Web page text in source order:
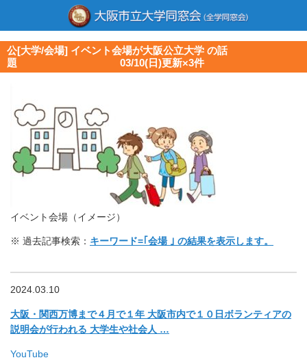
公[大学/会場] イベント会場が大阪公立大学 の話
題 03/10(日)更新×3件
イベント会場（イメージ）
※ 過去記事検索： キーワード=｢会場 ｣ の結果を表示します。
2024.03.10
大阪・関西万博まで４月で１年 大阪市内で１０日ボランティアの
説明会が行われる 大学生や社会人 …
YouTube